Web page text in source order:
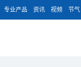
专业产品 资讯 视频 节气